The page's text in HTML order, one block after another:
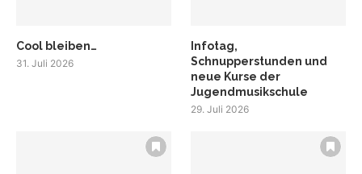
Cool bleiben…
31. Juli 2026
Infotag,
Schnupperstunden und
neue Kurse der
Jugendmusikschule
29. Juli 2026